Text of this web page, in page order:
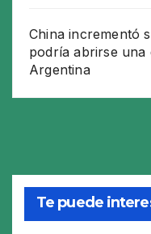
China incrementó
podría abrirse
Argentina
Te puede